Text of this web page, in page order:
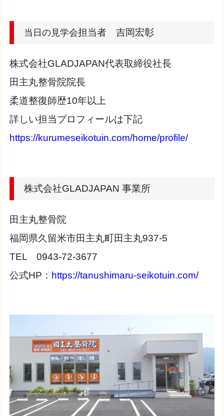
当日の見学会担当者 吉岡宏彰
株式会社GLADJAPAN代表取締役社長
田主丸整骨院院長
柔道整復師歴10年以上
詳しい担当プロフィールは下記
https://kurumeseikotuin.com/home/profile/
株式会社GLADJAPAN 事業所
田主丸整骨院
福岡県久留米市田主丸町田主丸937-5
TEL 0943-72-3677
公式HP： https://tanushimaru-seikotuin.com/